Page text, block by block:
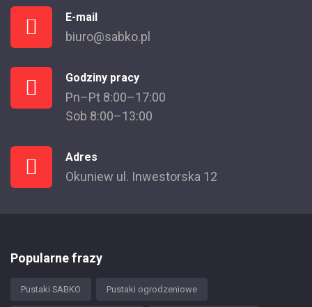
E-mail
biuro@sabko.pl
Godziny pracy
Pn–Pt 8:00–17:00
Sob 8:00–13:00
Adres
Okuniew ul. Inwestorska 12
Popularne frazy
Pustaki SABKO Pustaki ogrodzeniowe